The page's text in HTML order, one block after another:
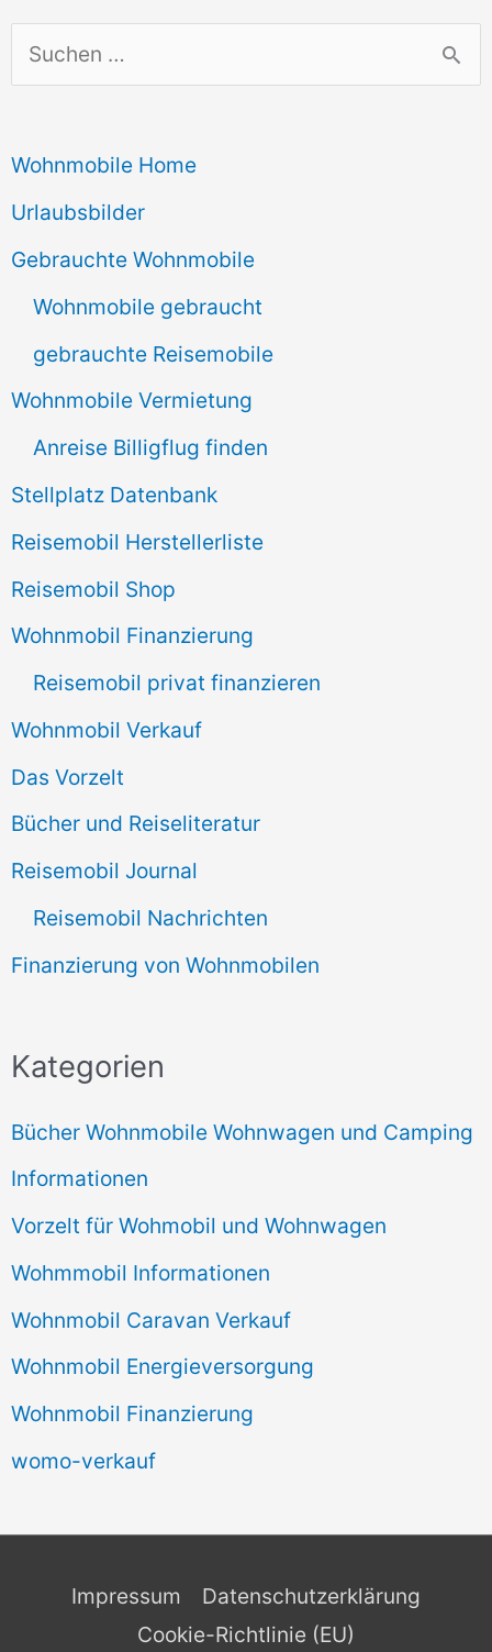
u
h
e
n
Wohnmobile Home
Urlaubsbilder
Gebrauchte Wohnmobile
Wohnmobile gebraucht
gebrauchte Reisemobile
Wohnmobile Vermietung
Anreise Billigflug finden
Stellplatz Datenbank
Reisemobil Herstellerliste
Reisemobil Shop
Wohnmobil Finanzierung
Reisemobil privat finanzieren
Wohnmobil Verkauf
Das Vorzelt
Bücher und Reiseliteratur
Reisemobil Journal
Reisemobil Nachrichten
Finanzierung von Wohnmobilen
Kategorien
Bücher Wohnmobile Wohnwagen und Camping
Informationen
Vorzelt für Wohmobil und Wohnwagen
Wohmmobil Informationen
Wohnmobil Caravan Verkauf
Wohnmobil Energieversorgung
Wohnmobil Finanzierung
womo-verkauf
Impressum
Datenschutzerklärung
Cookie-Richtlinie (EU)